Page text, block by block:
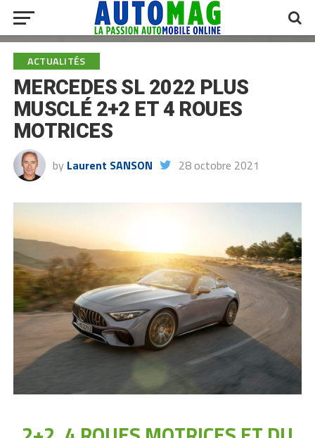
ACTUALITÉS
MERCEDES SL 2022 PLUS
MUSCLÉ 2+2 ET 4 ROUES
MOTRICES
by Laurent SANSON 28 octobre 2021